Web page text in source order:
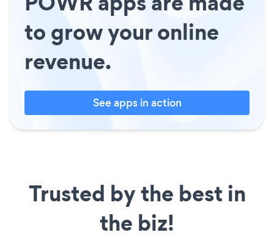
to grow your online
revenue.
See apps in action
Trusted by the best in
the biz!